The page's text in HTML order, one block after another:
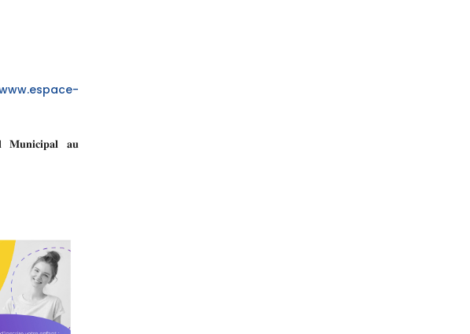
𝐌𝐮𝐧𝐢𝐜𝐢𝐩𝐚𝐥 𝐚𝐮